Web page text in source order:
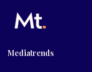
Mediatrends